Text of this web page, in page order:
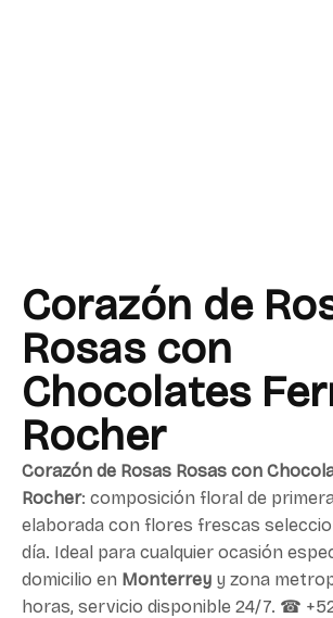
Corazón de
Rosas con
Chocolates
Rocher
Corazón de Rosas Rosas con
Rocher: composición floral de
elaborada con flores frescas
día. Ideal para cualquier ocasión
domicilio en Monterrey y zona
horas, servicio disponible 24/7. ☎ +52